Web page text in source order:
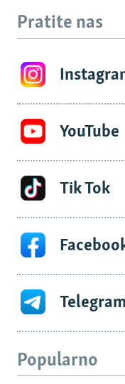
Pratite nas
YouTube
Tik Tok
Telegram
Popularno